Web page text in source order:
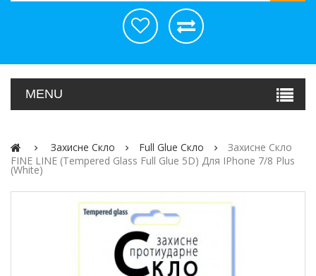
MENU
Захисне Скло Full Glue Скло
Захисне Скло
FINE LINE (Tempered Glass Full Glue 5D) Для IPhone 7/8 Plus
(white)